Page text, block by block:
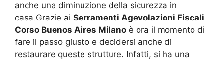
anche una diminuzione della sicurezza in
casa.Grazie ai Serramenti Agevolazioni Fiscali
Corso Buenos Aires Milano è ora il momento di
fare il passo giusto e decidersi anche di
restaurare queste strutture. Infatti, si ha una